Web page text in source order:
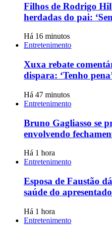
Filhos de Rodrigo
herdadas do pai:
Há 16 minutos
Entretenimento
Xuxa rebate
dispara: ‘Tenho
Há 47 minutos
Entretenimento
Bruno Gagliasso se
envolvendo
Há 1 hora
Entretenimento
Esposa de Faustão
saúde do
Há 1 hora
Entretenimento